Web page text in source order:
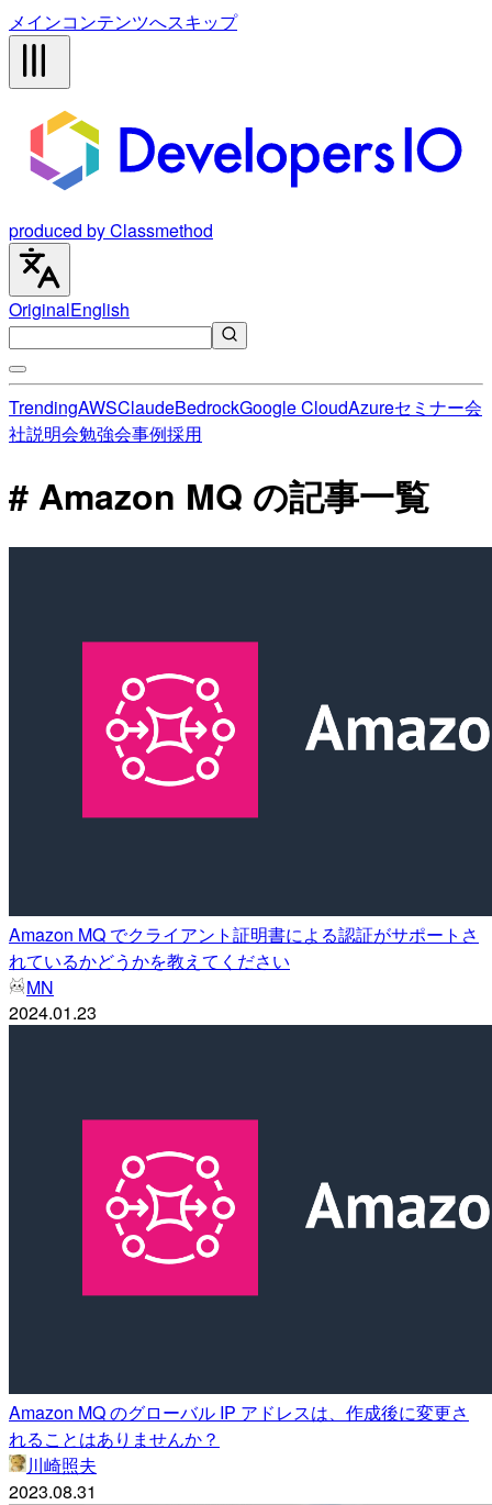
メインコンテンツへスキップ
produced by Classmethod
OriginalEnglish
TrendingAWSClaudeBedrockGoogle CloudAzureセミナー会
社説明会勉強会事例採用
# Amazon MQ の記事一覧
Amazon MQ でクライアント証明書による認証がサポートさ
れているかどうかを教えてください
MN
2024.01.23
Amazon MQ のグローバル IP アドレスは、作成後に変更さ
れることはありませんか？
川崎照夫
2023.08.31